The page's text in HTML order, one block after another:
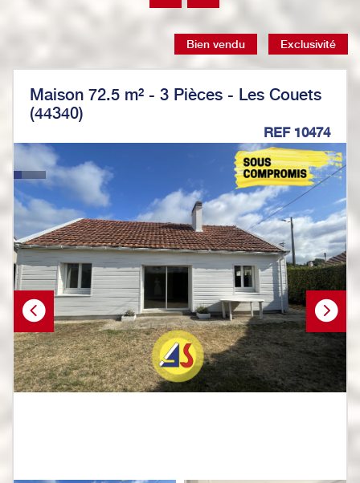
Bien vendu Exclusivité
Maison 72.5 m² - 3 Pièces - Les Couets
(44340)
REF 10474